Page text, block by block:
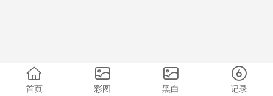
首页 彩图 黑白 记录